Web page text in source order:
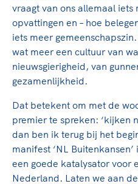
vraagt van ons allemaal
opvattingen en – hoe
iets meer
wat meer een cultuur van
nieuwsgierigheid, van
gezamenlijkheid.
Dat betekent om met de
premier te spreken: ‘kijken
dan ben ik terug bij het
manifest ‘NL
een goede katalysator voor
Nederland. Laten we aan